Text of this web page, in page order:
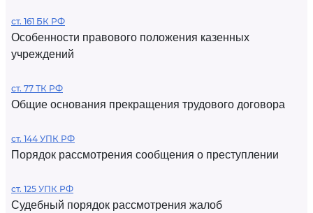
ст. 161 БК РФ
Особенности правового положения казенных
учреждений
ст. 77 ТК РФ
Общие основания прекращения трудового договора
ст. 144 УПК РФ
Порядок рассмотрения сообщения о преступлении
ст. 125 УПК РФ
Судебный порядок рассмотрения жалоб